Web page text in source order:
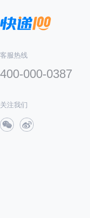
客服热线
400-000-0387
关注我们